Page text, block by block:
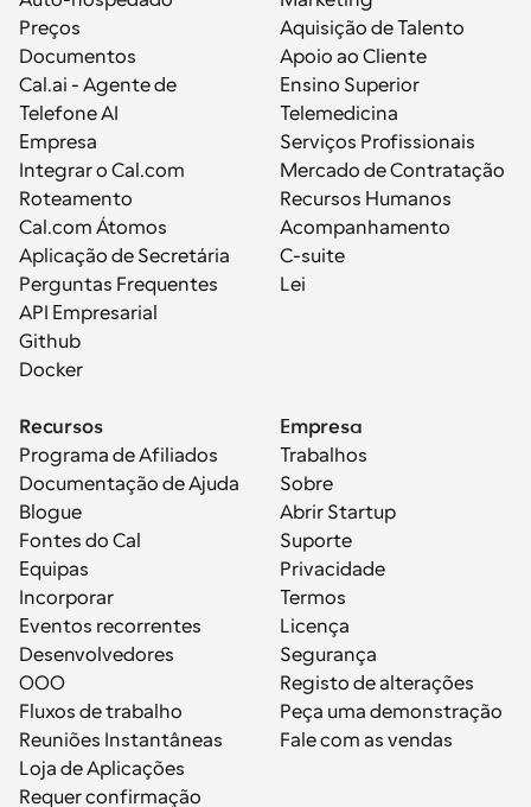
Preços
Documentos
Cal.ai - Agente de
Telefone AI
Empresa
Integrar o Cal.com
Roteamento
Cal.com Átomos
Aplicação de Secretária
Perguntas Frequentes
API Empresarial
Github
Docker
Aquisição de Talento
Apoio ao Cliente
Ensino Superior
Telemedicina
Serviços Profissionais
Mercado de Contratação
Recursos Humanos
Acompanhamento
C-suite
Lei
Recursos
Programa de Afiliados
Documentação de Ajuda
Blogue
Fontes do Cal
Equipas
Incorporar
Eventos recorrentes
Desenvolvedores
OOO
Fluxos de trabalho
Reuniões Instantâneas
Loja de Aplicações
Requer confirmação
Empresa
Trabalhos
Sobre
Abrir Startup
Suporte
Privacidade
Termos
Licença
Segurança
Registo de alterações
Peça uma demonstração
Fale com as vendas